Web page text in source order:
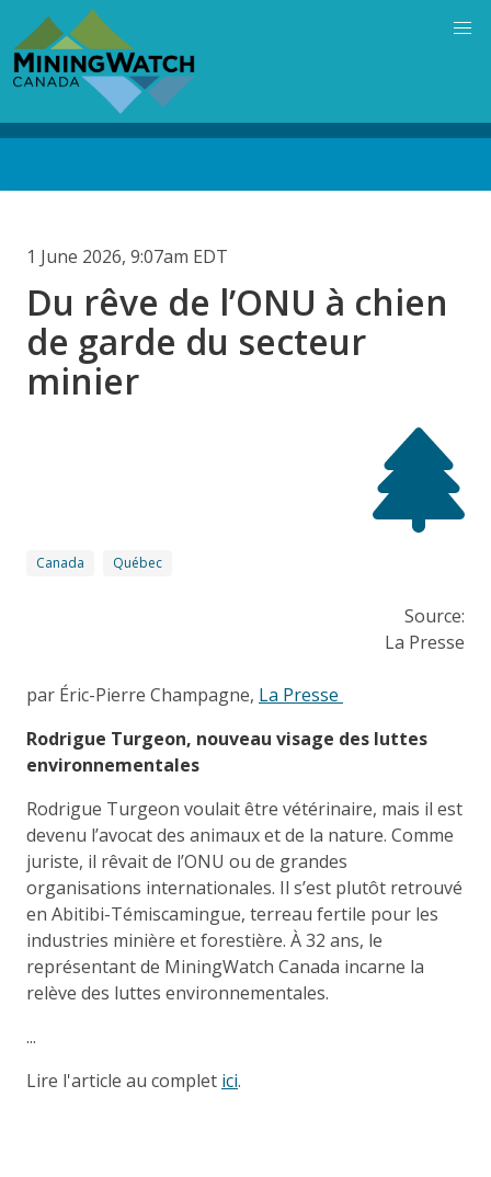
main
content
1 June 2026, 9:07am EDT
Du rêve de l’ONU à chien
de garde du secteur
minier
Canada Québec
Source:
La Presse
par Éric-Pierre Champagne, La Presse
Rodrigue Turgeon, nouveau visage des luttes
environnementales
Rodrigue Turgeon voulait être vétérinaire, mais il est
devenu l’avocat des animaux et de la nature. Comme
juriste, il rêvait de l’ONU ou de grandes
organisations internationales. Il s’est plutôt retrouvé
en Abitibi-Témiscamingue, terreau fertile pour les
industries minière et forestière. À 32 ans, le
représentant de MiningWatch Canada incarne la
relève des luttes environnementales.
...
Lire l'article au complet ici.